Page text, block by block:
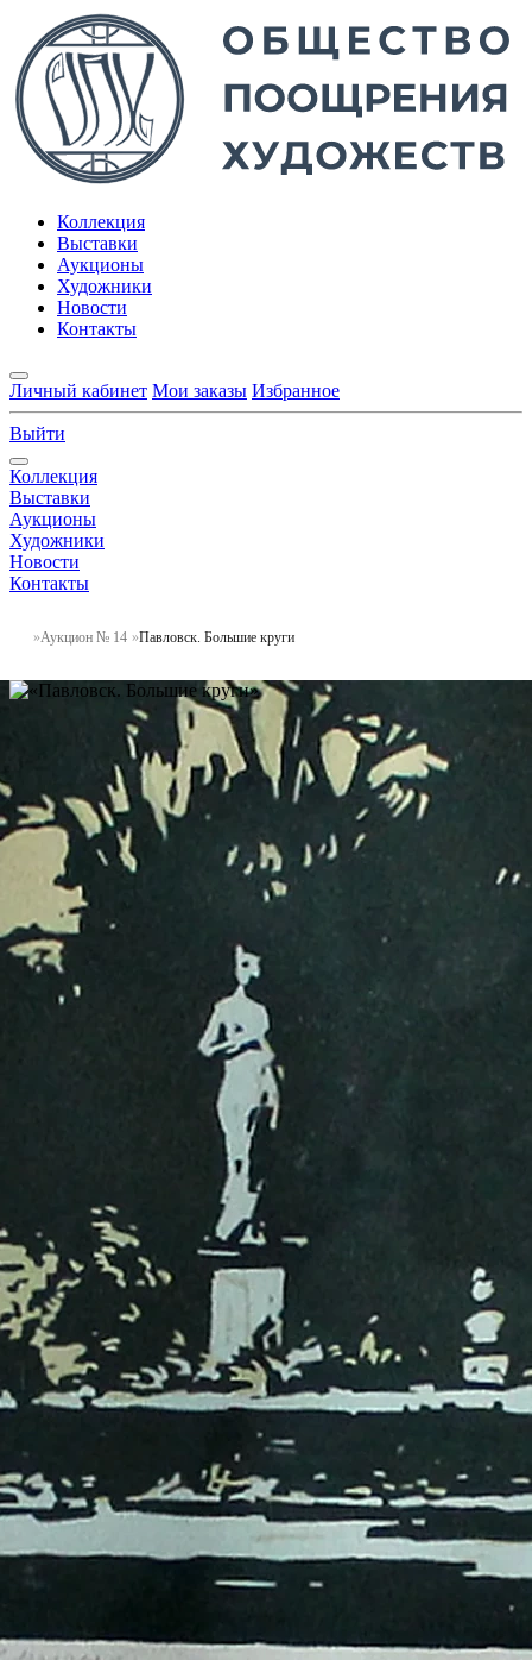
Коллекция
Выставки
Аукционы
Художники
Новости
Контакты
Личный кабинет Мои заказы Избранное
Выйти
Коллекция
Выставки
Аукционы
Художники
Новости
Контакты
Аукцион № 14 Павловск. Большие круги